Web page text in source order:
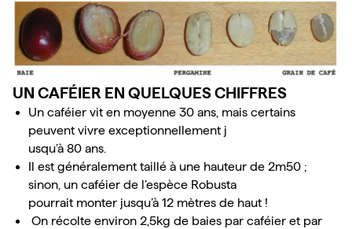
UN CAFÉIER EN QUELQUES CHIFFRES
Un caféier vit en moyenne 30 ans, mais certains
peuvent vivre exceptionnellement j
usqu’à 80 ans.
Il est généralement taillé à une hauteur de 2m50 ;
sinon, un caféier de l’espèce Robusta
pourrait monter jusqu’à 12 mètres de haut !
On récolte environ 2,5kg de baies par caféier et par